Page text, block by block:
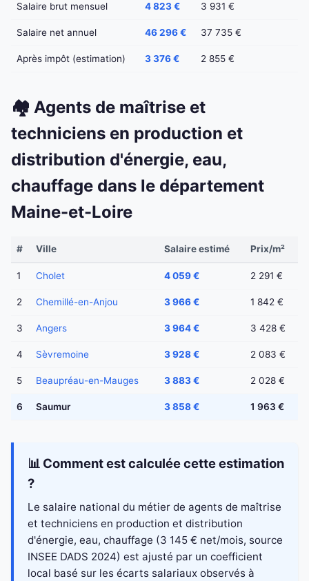
Salaire brut mensuel 4 823 € 3 931 €
Salaire net annuel 46 296 € 37 735 €
Après impôt (estimation) 3 376 € 2 855 €
🏘️ Agents de maîtrise et
techniciens en production et
distribution d'énergie, eau,
chauffage dans le département
Maine-et-Loire
# Ville Salaire estimé Prix/m²
1 Cholet 4 059 € 2 291 €
2 Chemillé-en-Anjou 3 966 € 1 842 €
3 Angers 3 964 € 3 428 €
4 Sèvremoine 3 928 € 2 083 €
5 Beaupréau-en-Mauges 3 883 € 2 028 €
6 Saumur 3 858 € 1 963 €
📊 Comment est calculée cette estimation
?
Le salaire national du métier de agents de maîtrise
et techniciens en production et distribution
d'énergie, eau, chauffage (3 145 € net/mois, source
INSEE DADS 2024) est ajusté par un coefficient
local basé sur les écarts salariaux observés à